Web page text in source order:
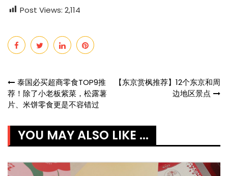
Post Views: 2,114
Post
navigation
泰国必买超商零食TOP9推
荐！除了小老板紫菜，松露薯
片、米饼零食更是不容错过
【东京赏枫推荐】12个东京和周
边地区景点
YOU MAY ALSO LIKE ...